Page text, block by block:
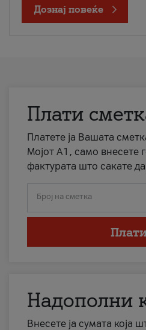
Дознај повеќе
Плати
Платете ја Вашата
Мојот А1, само внесете
фактурата што сакате да
Број на сметка
Надополни
Внесете ја сумата која